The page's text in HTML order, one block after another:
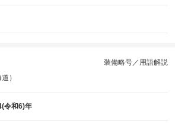
）
装備略号／用語解説
令和6)年